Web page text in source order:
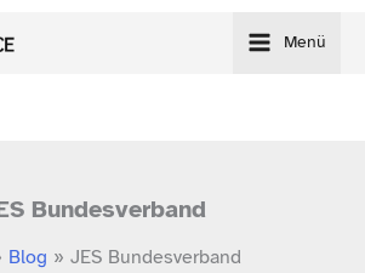
Menü
Bundesverband
Blog JES Bundesverband